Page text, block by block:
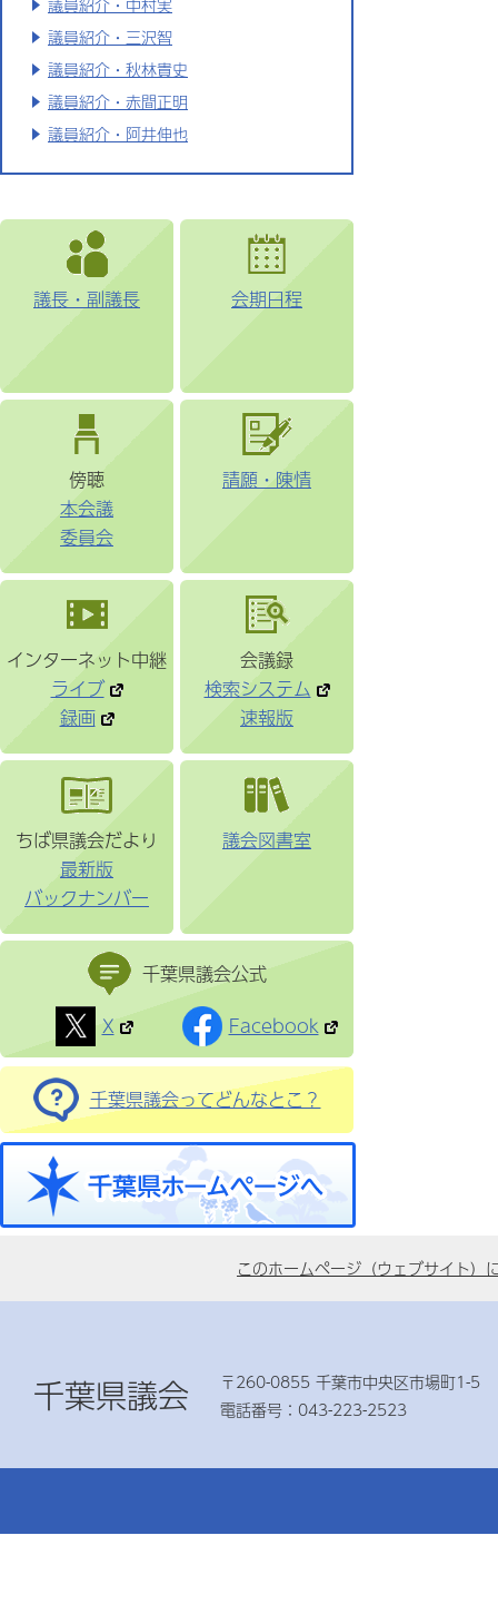
議員紹介・三沢智
議員紹介・秋林貴史
議員紹介・赤間正明
議員紹介・阿井伸也
議長・副議長 会期日程
傍聴
本会議
委員会
請願・陳情
インターネット中継
ライブ
録画
会議録
検索システム
速報版
ちば県議会だより
最新版
バックナンバー
議会図書室
千葉県議会公式
X
Facebook
千葉県議会ってどんなとこ？
このホームページ（ウェブサイト）
千葉県議会
〒260-0855 千葉市中央区市場町1-5
電話番号：043-223-2523